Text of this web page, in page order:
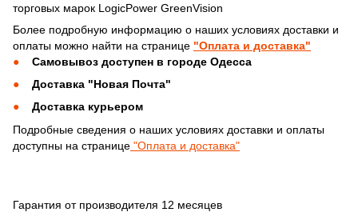
торговых марок LogicPower GreenVision
Более подробную информацию о наших условиях доставки и
оплаты можно найти на странице "Оплата и доставка"
Самовывоз доступен в городе Одесса
Доставка "Новая Почта"
Доставка курьером
Подробные сведения о наших условиях доставки и оплаты
доступны на странице "Оплата и доставка"
Гарантия от производителя 12 месяцев